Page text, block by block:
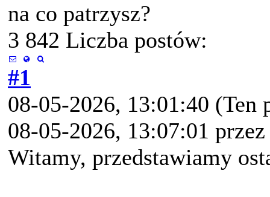
na co patrzysz?
3 842 Liczba postów:
#1
08-05-2026, 13:01:40 (Ten
08-05-2026, 13:07:01 przez
Witamy, przedstawiamy